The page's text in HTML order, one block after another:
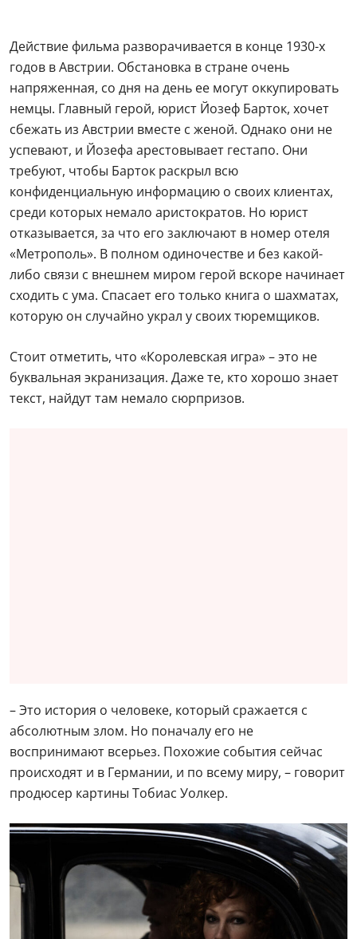
Действие фильма разворачивается в конце 1930-х
годов в Австрии. Обстановка в стране очень
напряженная, со дня на день ее могут оккупировать
немцы. Главный герой, юрист Йозеф Барток, хочет
сбежать из Австрии вместе с женой. Однако они не
успевают, и Йозефа арестовывает гестапо. Они
требуют, чтобы Барток раскрыл всю
конфиденциальную информацию о своих клиентах,
среди которых немало аристократов. Но юрист
отказывается, за что его заключают в номер отеля
«Метрополь». В полном одиночестве и без какой-
либо связи с внешнем миром герой вскоре начинает
сходить с ума. Спасает его только книга о шахматах,
которую он случайно украл у своих тюремщиков.
Стоит отметить, что «Королевская игра» – это не
буквальная экранизация. Даже те, кто хорошо знает
текст, найдут там немало сюрпризов.
– Это история о человеке, который сражается с
абсолютным злом. Но поначалу его не
воспринимают всерьез. Похожие события сейчас
происходят и в Германии, и по всему миру, – говорит
продюсер картины Тобиас Уолкер.